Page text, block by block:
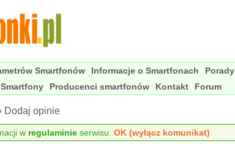
Smartfonów Informacje o Smartfonach Porady
Producenci smartfonów Kontakt Forum
Dodaj opinie
w regulaminieserwisu. OK (wyłącz komunikat)